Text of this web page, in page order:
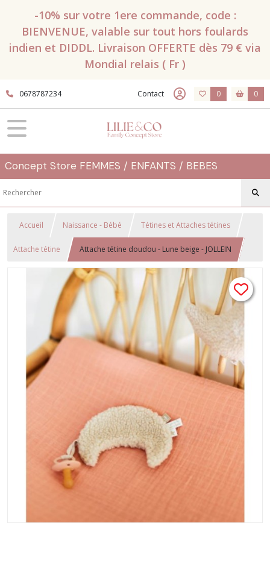
-10% sur votre 1ere commande, code :
BIENVENUE, valable sur tout hors foulards
indien et DIDDL. Livraison OFFERTE dès 79 € via
Mondial relais ( Fr )
0678787234 Contact 0 0
Concept Store FEMMES / ENFANTS / BEBES
Accueil Naissance - Bébé Tétines et Attaches tétines
Attache tétine Attache tétine doudou - Lune beige - JOLLEIN